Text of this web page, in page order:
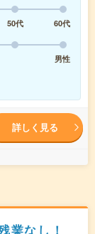
50代
60代
男性
詳しく見る
業なし！